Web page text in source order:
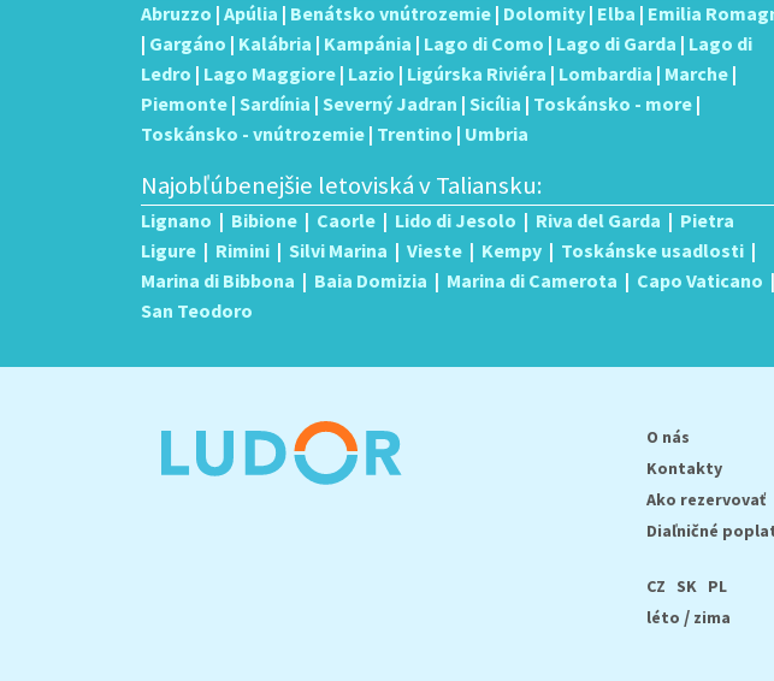
Abruzzo | Apúlia | Benátsko vnútrozemie | Dolomity | Elba | Emilia
| Gargáno | Kalábria | Kampánia | Lago di Como | Lago di Garda | Lago di
Ledro | Lago Maggiore | Lazio | Ligúrska Riviéra | Lombardia | Marche |
Piemonte | Sardínia | Severný Jadran | Sicília | Toskánsko - more |
Toskánsko - vnútrozemie | Trentino | Umbria
Najobľúbenejšie letoviská v Taliansku:
Lignano | Bibione | Caorle | Lido di Jesolo | Riva del Garda | Pietra
Ligure | Rimini | Silvi Marina | Vieste | Kempy | Toskánske usadlosti |
Marina di Bibbona | Baia Domizia | Marina di Camerota | Capo Vaticano |
San Teodoro
O nás
Kontakty
Ako rezervovať
Diaľničné
CZ SK PL
léto / zima